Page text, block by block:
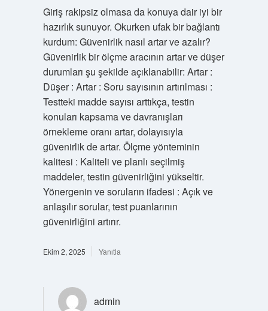
Giriş rakipsiz olmasa da konuya dair iyi bir
hazırlık sunuyor. Okurken ufak bir bağlantı
kurdum: Güvenirlik nasıl artar ve azalır?
Güvenirlik bir ölçme aracının artar ve düşer
durumları şu şekilde açıklanabilir: Artar :
Düşer : Artar : Soru sayısının artırılması :
Testteki madde sayısı arttıkça, testin
konuları kapsama ve davranışları
örnekleme oranı artar, dolayısıyla
güvenirlik de artar. Ölçme yönteminin
kalitesi : Kaliteli ve planlı seçilmiş
maddeler, testin güvenirliğini yükseltir.
Yönergenin ve soruların ifadesi : Açık ve
anlaşılır sorular, test puanlarının
güvenirliğini artırır.
Ekim 2, 2025 Yanıtla
admin